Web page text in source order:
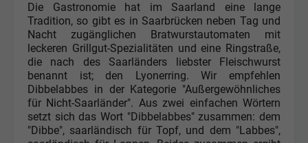
Die Gastronomie hat im Saarland eine lange
Tradition, so gibt es in Saarbrücken neben Tag und
Nacht zugänglichen Bratwurstautomaten mit
leckeren Grillgut-Spezialitäten und eine Ringstraße,
die nach des Saarländers liebster Fleischwurst
benannt ist; den Lyonerring. Wir empfehlen
Dibbelabbes in der Kategorie "Außergewöhnliches
für Nicht-Saarländer". Aus zwei einfachen Wörtern
setzt sich das Wort "Dibbelabbes" zusammen: dem
"Dibbe", saarländisch für Topf, und dem "Labbes",